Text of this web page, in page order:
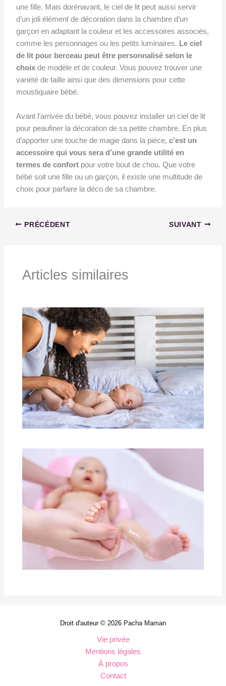
une fille. Mais dorénavant, le ciel de lit peut aussi servir
d’un joli élément de décoration dans la chambre d’un
garçon en adaptant la couleur et les accessoires associés,
comme les personnages ou les petits luminaires. Le ciel
de lit pour berceau peut être personnalisé selon le
choixde modèle et de couleur. Vous pouvez trouver une
variété de taille ainsi que des dimensions pour cette
moustiquaire bébé.
Avant l’arrivée du bébé, vous pouvez installer un ciel de lit
pour peaufiner la décoration de sa petite chambre. En plus
d’apporter une touche de magie dans la pièce, c’est un
accessoire qui vous sera d’une grande utilité en
termes de confortpour votre bout de chou. Que votre
bébé soit une fille ou un garçon, il existe une multitude de
choix pour parfaire la déco de sa chambre.
PRÉCÉDENT SUIVANT
Articles similaires
Droit d'auteur © 2026 Pacha Maman
Vie privée
Mentions légales
À propos
Contact